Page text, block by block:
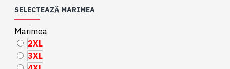
SELECTEAZĂ MARIMEA
Marimea
2XL
3XL